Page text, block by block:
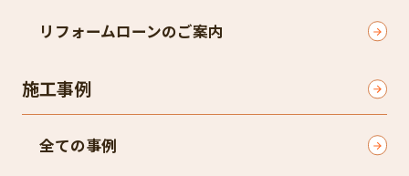
リフォームローンのご案内
施工事例
全ての事例